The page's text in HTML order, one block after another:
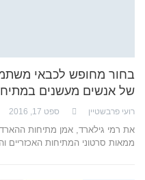
בחור מחופש לכבאי
של אנשים מעשנים
רועי פרבשטיין ספט 17, 2016
את רמי גילארד, אמן מתיחות
ממאות סרטוני המתיחות האכזריים